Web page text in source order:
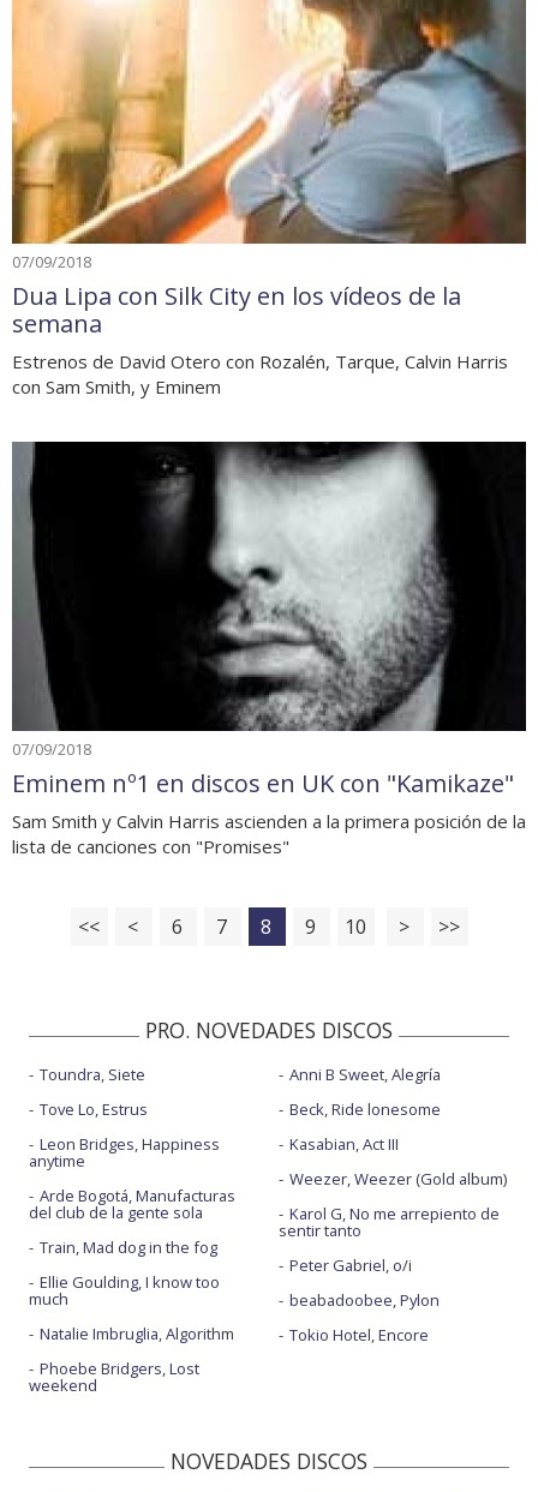
07/09/2018
Dua Lipa con Silk City en los vídeos de la
semana
Estrenos de David Otero con Rozalén, Tarque, Calvin Harris
con Sam Smith, y Eminem
07/09/2018
Eminem nº1 en discos en UK con "Kamikaze"
Sam Smith y Calvin Harris ascienden a la primera posición de la
lista de canciones con "Promises"
<< < 6 7 8 9 10 > >>
PRO. NOVEDADES DISCOS
Toundra, Siete
Tove Lo, Estrus
Leon Bridges, Happiness
anytime
Arde Bogotá, Manufacturas
del club de la gente sola
Train, Mad dog in the fog
Ellie Goulding, I know too
much
Natalie Imbruglia, Algorithm
Phoebe Bridgers, Lost
weekend
Anni B Sweet, Alegría
Beck, Ride lonesome
Kasabian, Act III
Weezer, Weezer (Gold album)
Karol G, No me arrepiento de
sentir tanto
Peter Gabriel, o/i
beabadoobee, Pylon
Tokio Hotel, Encore
NOVEDADES DISCOS